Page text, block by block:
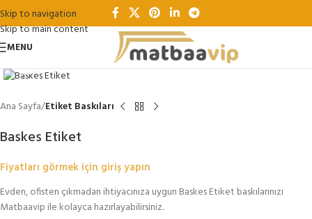
Skip to navigation
Skip to main content
MENU
Büyütmek için tıklayın
Ana Sayfa Etiket Baskıları
Baskes Etiket
Fiyatları görmek için giriş yapın
Evden, ofisten çıkmadan ihtiyacınıza uygun Baskes Etiket baskılarınızı
Matbaavip ile kolayca hazırlayabilirsiniz.